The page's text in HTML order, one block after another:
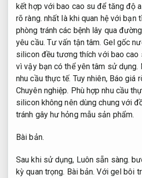
kết hợp với bao cao su để tăng độ
rõ ràng. nhất là khi quan hệ với bạn
phòng tránh các bệnh lây qua
yêu cầu. Tư vấn tận tâm. Gel gốc
silicon đều tương thích với bao cao
vì vậy bạn có thể yên tâm sử dụng.
nhu cầu thực tế. Tuy nhiên, Báo giá
Chuyên nghiệp. Phù hợp nhu cầu
silicon không nên dùng chung với
tránh gây hư hỏng mẫu sản phẩm.
Bài bản.
Sau khi sử dụng, Luôn sẵn sàng.
kỳ quan trọng. Bài bản. Với gel bôi